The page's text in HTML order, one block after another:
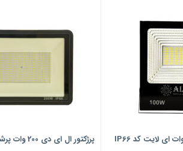
پرژکتور ال ای دی 200 وات پرشیا نور کد FL